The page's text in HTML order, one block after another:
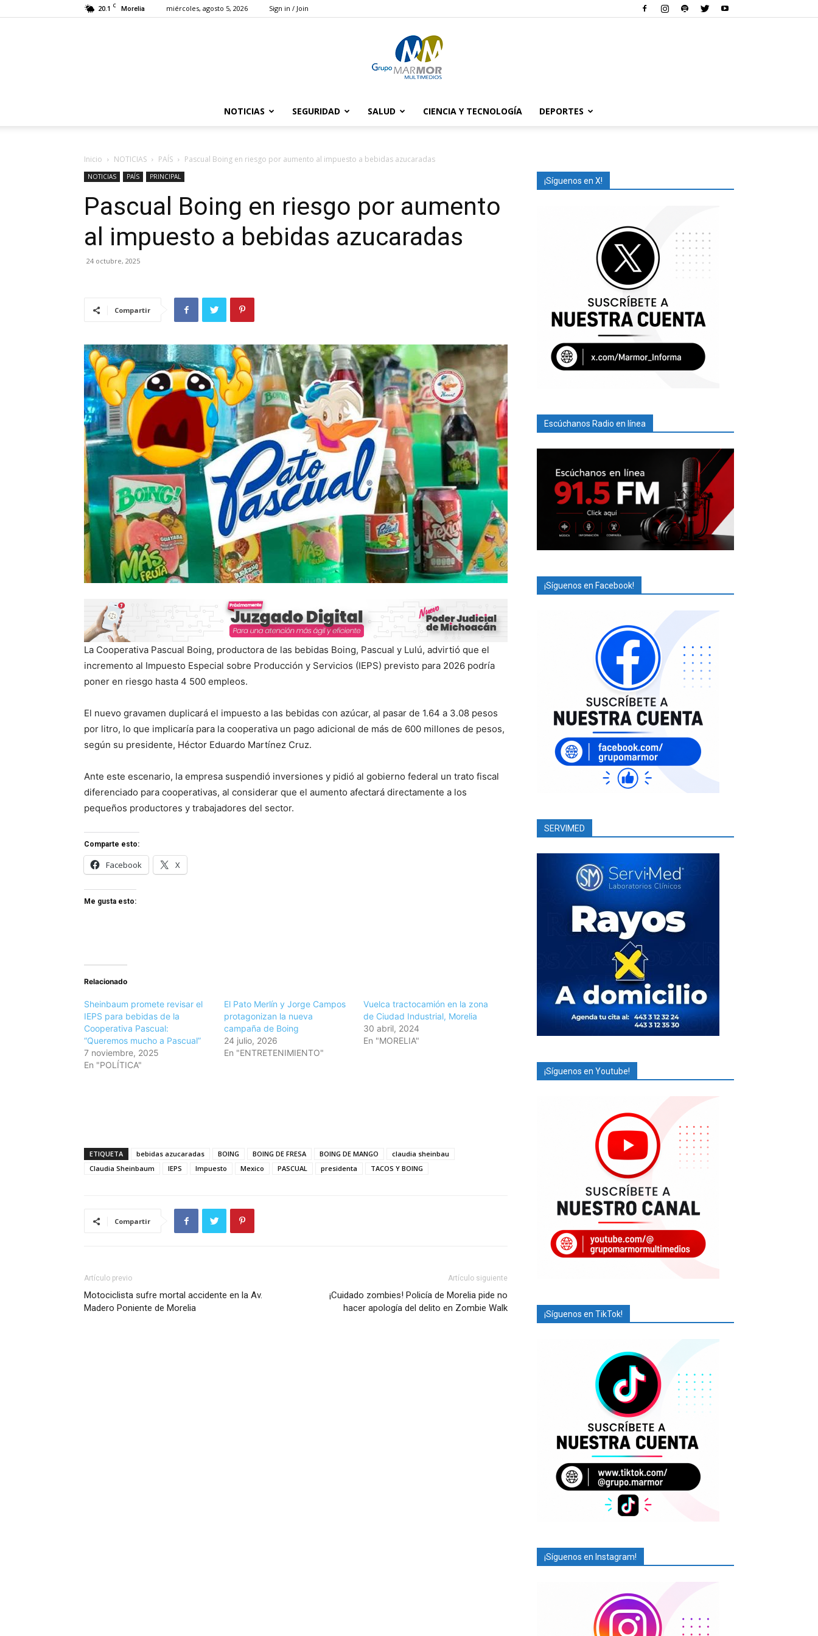
20.1 C Morelia miércoles, agosto 5, 2026 Sign in / Join
Marmor
NOTICIAS SEGURIDAD SALUD CIENCIA Y TECNOLOGÍA DEPORTES
Inicio NOTICIAS PAÍS Pascual Boing en riesgo por aumento al impuesto a bebidas azucaradas
NOTICIAS PAÍS PRINCIPAL
Pascual Boing en riesgo por aumento
al impuesto a bebidas azucaradas
24 octubre, 2025
Compartir
La Cooperativa Pascual Boing, productora de las bebidas Boing, Pascual y Lulú, advirtió que el
incremento al Impuesto Especial sobre Producción y Servicios (IEPS) previsto para 2026 podría
poner en riesgo hasta 4 500 empleos.
El nuevo gravamen duplicará el impuesto a las bebidas con azúcar, al pasar de 1.64 a 3.08 pesos
por litro, lo que implicaría para la cooperativa un pago adicional de más de 600 millones de pesos,
según su presidente, Héctor Eduardo Martínez Cruz.
Ante este escenario, la empresa suspendió inversiones y pidió al gobierno federal un trato fiscal
diferenciado para cooperativas, al considerar que el aumento afectará directamente a los
pequeños productores y trabajadores del sector.
Comparte esto:
Facebook X
Me gusta esto:
Relacionado
Sheinbaum promete revisar el
IEPS para bebidas de la
Cooperativa Pascual:
“Queremos mucho a Pascual”
7 noviembre, 2025
En "POLÍTICA"
El Pato Merlín y Jorge Campos
protagonizan la nueva
campaña de Boing
24 julio, 2026
En "ENTRETENIMIENTO"
Vuelca tractocamión en la zona
de Ciudad Industrial, Morelia
30 abril, 2024
En "MORELIA"
ETIQUETA bebidas azucaradas BOING BOING DE FRESA BOING DE MANGO
claudia sheinbau
Claudia Sheinbaum
IEPS Impuesto Mexico PASCUAL presidenta TACOS Y BOING
Compartir
Artículo previo
Motociclista sufre mortal accidente en la Av.
Madero Poniente de Morelia
Artículo siguiente
¡Cuidado zombies! Policía de Morelia pide no
hacer apología del delito en Zombie Walk
¡Síguenos en X!
Escúchanos Radio en línea
¡Síguenos en Facebook!
SERVIMED
¡Síguenos en Youtube!
¡Síguenos en TikTok!
¡Síguenos en Instagram!